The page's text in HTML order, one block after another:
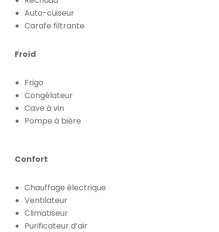
Auto-cuiseur
Carafe filtrante
Froid
Frigo
Congélateur
Cave à vin
Pompe à bière
Confort
Chauffage électrique
Ventilateur
Climatiseur
Purificateur d’air